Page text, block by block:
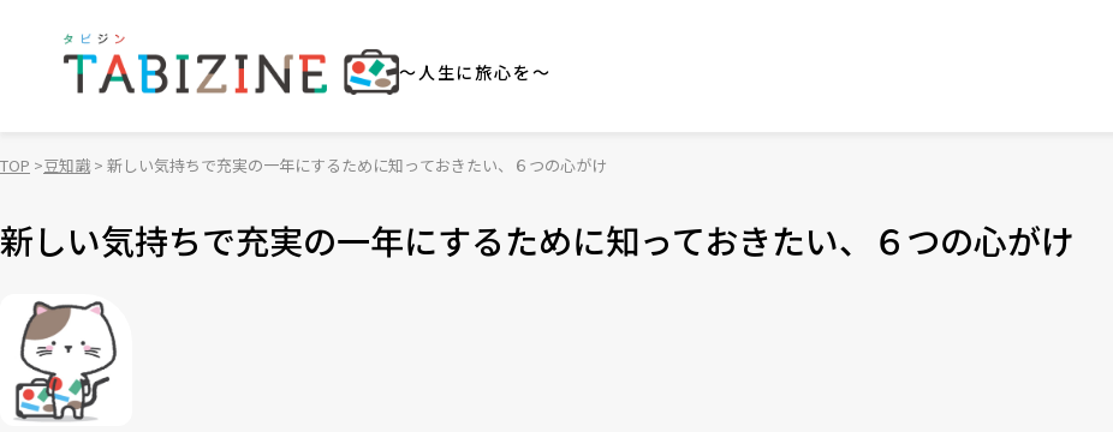
～人生に旅心を～
TOP 豆知識 新しい気持ちで充実の一年にするために知っておきたい、６つの心がけ
新しい気持ちで充実の一年にするために知っておきたい、６つの心がけ